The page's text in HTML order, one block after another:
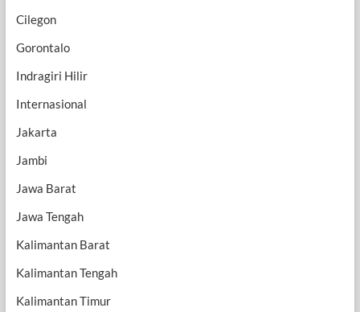
Cilegon
Gorontalo
Indragiri Hilir
Internasional
Jakarta
Jambi
Jawa Barat
Jawa Tengah
Kalimantan Barat
Kalimantan Tengah
Kalimantan Timur